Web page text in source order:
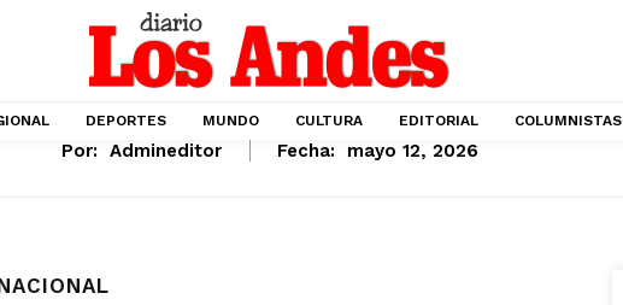
DEPORTES MUNDO CULTURA EDITORIAL COLUMNISTAS
Por: Admineditor Fecha: mayo 12, 2026